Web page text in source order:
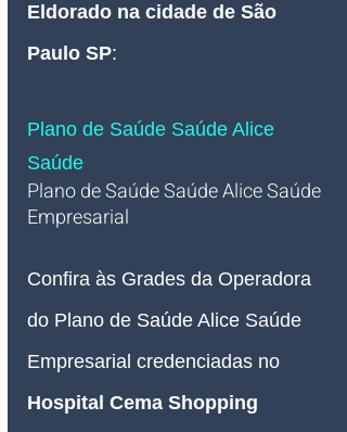
Eldorado na cidade de São
Paulo SP:
Plano de Saúde Saúde Alice
Saúde
Plano de Saúde Saúde Alice Saúde
Empresarial
Confira às Grades da Operadora
do Plano de Saúde Alice Saúde
Empresarial credenciadas no
Hospital Cema Shopping